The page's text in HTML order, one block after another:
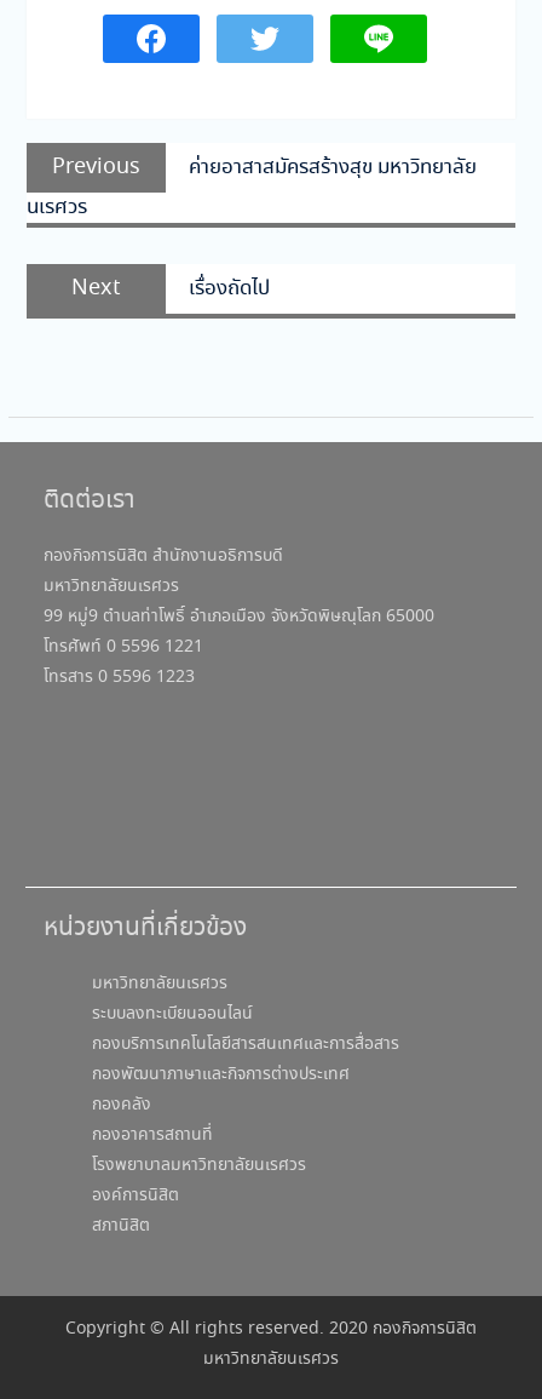
แนะแนว
เรื่อง
Previous
Previous
post:
ค่ายอาสาสมัครสร้างสุข มหาวิทยาลัย
นเรศวร
Next
Next
post:
เรื่องถัดไป
ติดต่อเรา
กองกิจการนิสิต สำนักงานอธิการบดี
มหาวิทยาลัยนเรศวร
99 หมู่9 ตำบลท่าโพธิ์ อำเภอเมือง จังหวัดพิษณุโลก 65000
โทรศัพท์ 0 5596 1221
โทรสาร 0 5596 1223
หน่วยงานที่เกี่ยวข้อง
มหาวิทยาลัยนเรศวร
ระบบลงทะเบียนออนไลน์
กองบริการเทคโนโลยีสารสนเทศและการสื่อสาร
กองพัฒนาภาษาและกิจการต่างประเทศ
กองคลัง
กองอาคารสถานที่
โรงพยาบาลมหาวิทยาลัยนเรศวร
องค์การนิสิต
สภานิสิต
Copyright © All rights reserved. 2020 กองกิจการนิสิต
มหาวิทยาลัยนเรศวร